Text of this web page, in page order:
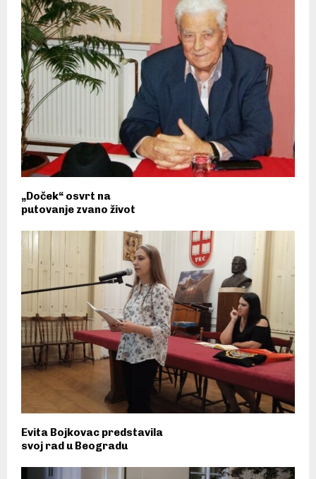
„Doček“ osvrt na
putovanje zvano život
Evita Bojkovac predstavila
svoj rad u Beogradu